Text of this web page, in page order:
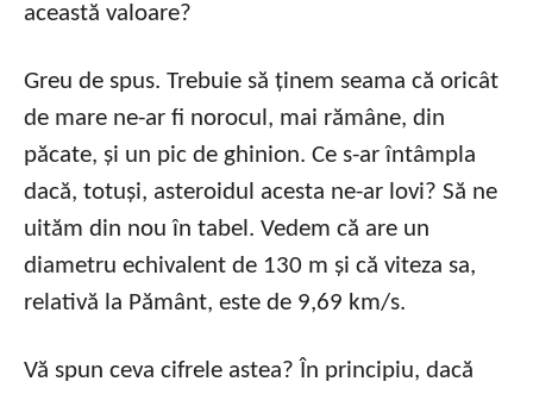
această valoare?
Greu de spus. Trebuie să ținem seama că oricât
de mare ne-ar fi norocul, mai rămâne, din
păcate, și un pic de ghinion. Ce s-ar întâmpla
dacă, totuși, asteroidul acesta ne-ar lovi? Să ne
uităm din nou în tabel. Vedem că are un
diametru echivalent de 130 m și că viteza sa,
relativă la Pământ, este de 9,69 km/s.
Vă spun ceva cifrele astea? În principiu, dacă